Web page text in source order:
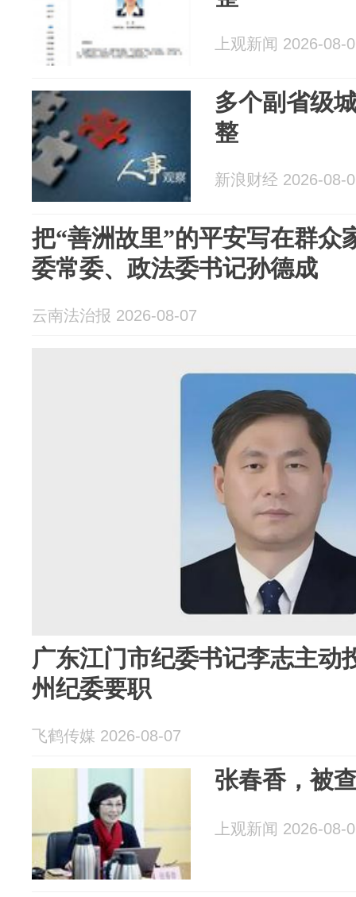
上观新闻 2026-08-
多个副省级
整
新浪财经 2026-08-
把“善洲故里”的平安写在群
委常委、政法委书记孙德成
云南法治报 2026-08-07
广东江门市纪委书记李志主动
州纪委要职
飞鹤传媒 2026-08-07
张春香，被
上观新闻 2026-08-